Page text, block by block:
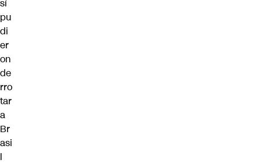
sí
pu
di
er
on
de
rro
tar
a
Br
asi
l